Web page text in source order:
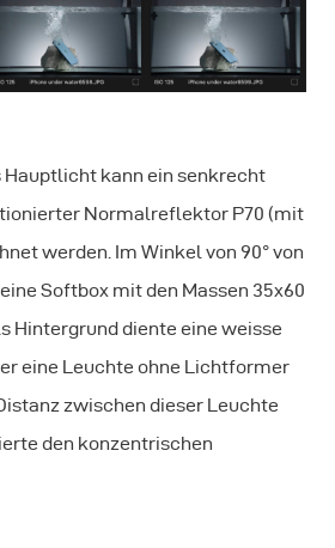
Hauptlicht kann ein senkrecht
Normalreflektor P70 (mit
werden. Im Winkel von 90° von
Softbox mit den Massen 35x60
Hintergrund diente eine weisse
eine Leuchte ohne Lichtformer
zwischen dieser Leuchte
den konzentrischen